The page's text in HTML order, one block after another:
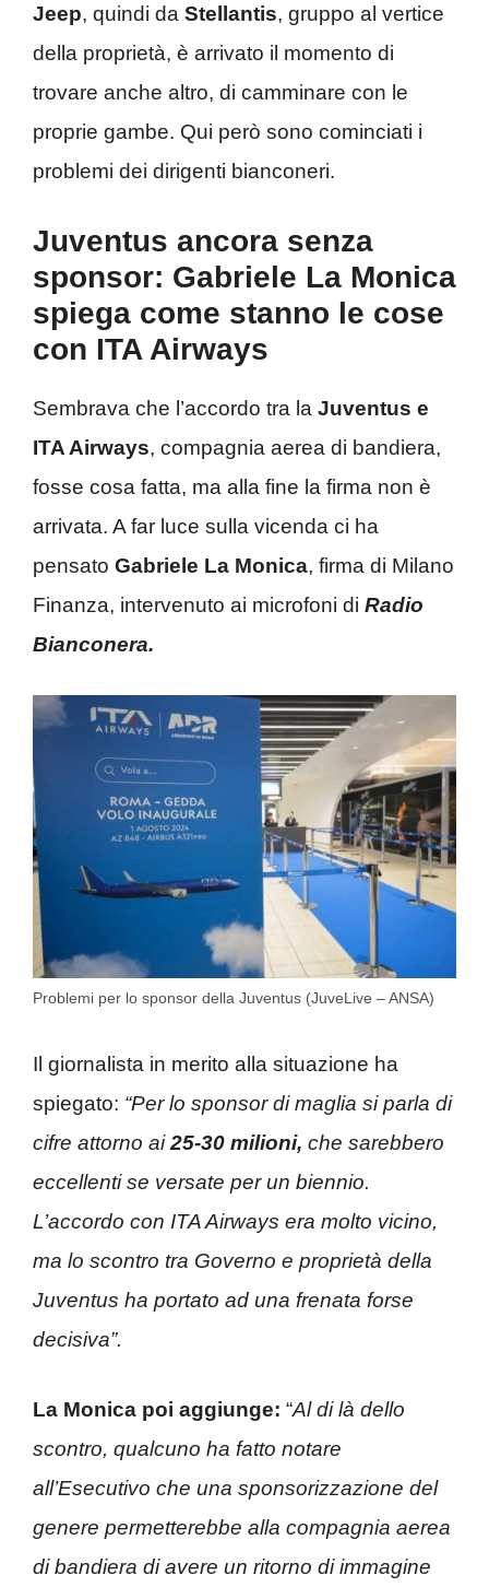
Jeep, quindi da Stellantis, gruppo al vertice
della proprietà, è arrivato il momento di
trovare anche altro, di camminare con le
proprie gambe. Qui però sono cominciati i
problemi dei dirigenti bianconeri.
Juventus ancora senza
sponsor: Gabriele La Monica
spiega come stanno le cose
con ITA Airways
Sembrava che l’accordo tra la Juventus e
ITA Airways, compagnia aerea di bandiera,
fosse cosa fatta, ma alla fine la firma non è
arrivata. A far luce sulla vicenda ci ha
pensato Gabriele La Monica, firma di Milano
Finanza, intervenuto ai microfoni di Radio
Bianconera.
Problemi per lo sponsor della Juventus (JuveLive – ANSA)
Il giornalista in merito alla situazione ha
spiegato: “Per lo sponsor di maglia si parla di
cifre attorno ai25-30 milioni, che sarebbero
eccellenti se versate per un biennio.
L’accordo con ITA Airways era molto vicino,
ma lo scontro tra Governo e proprietà della
Juventus ha portato ad una frenata forse
decisiva”.
La Monica poi aggiunge: “Al di là dello
scontro, qualcuno ha fatto notare
all’Esecutivo che una sponsorizzazione del
genere permetterebbe alla compagnia aerea
di bandiera di avere un ritorno di immagine